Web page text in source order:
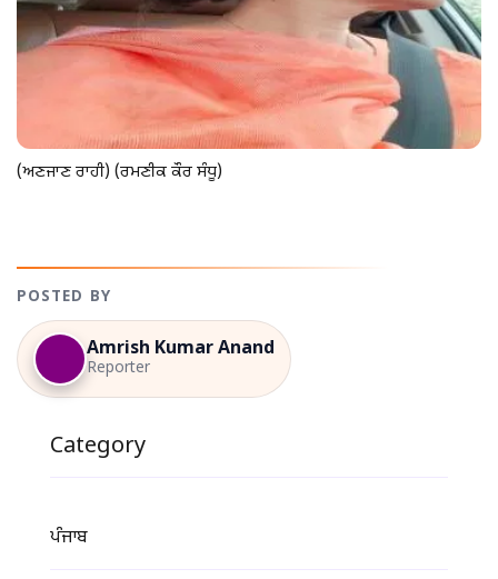
(ਅਣਜਾਣ ਰਾਹੀ) (ਰਮਣੀਕ ਕੌਰ ਸੰਧੂ)
POSTED BY
Amrish Kumar Anand
Reporter
Category
ਪੰਜਾਬ